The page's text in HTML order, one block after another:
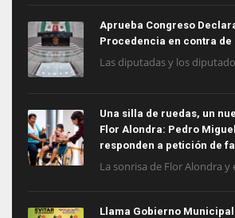
Aprueba Congreso
Procedencia en contra
Las diputadas y los
Una silla de ruedas, un
Flor Alondra: Pedro
responden a petición de
La sonrisa de Flor Alondra y
Llama Gobierno Municipal